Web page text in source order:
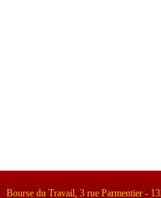
Bourse du Travail, 3 rue Parmentier -